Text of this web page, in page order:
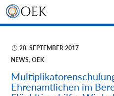
Suchen
ZUM
20. SEPTEMBER 2017
NEWS,OEK
Ehrenamtlichen im